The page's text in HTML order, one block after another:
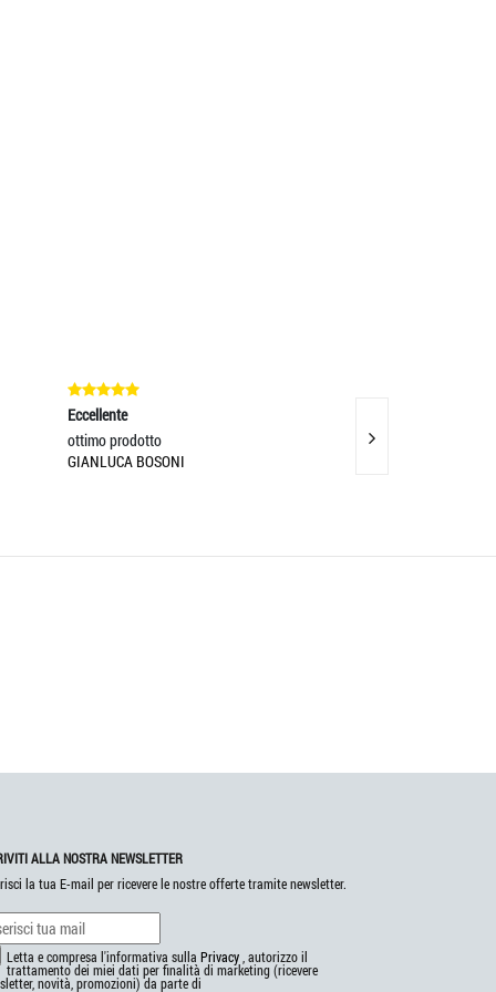
prodotto
BOSONI
Spedizione e consegna
ALLA NOSTRA NEWSLETTER
la tua E-mail per ricevere le nostre offerte tramite newsletter.
Letta e compresa l'informativa sulla Privacy , autorizzo il
trattamento dei miei dati per finalità di marketing (ricevere
novità, promozioni) da parte di